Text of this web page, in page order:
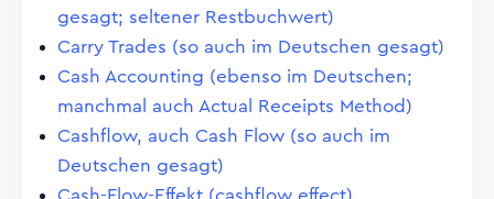
gesagt; seltener Restbuchwert)
Carry Trades (so auch im Deutschen gesagt)
Cash Accounting (ebenso im Deutschen;
manchmal auch Actual Receipts Method)
Cashflow, auch Cash Flow (so auch im
Deutschen gesagt)
Cash-Flow-Effekt (cashflow effect)